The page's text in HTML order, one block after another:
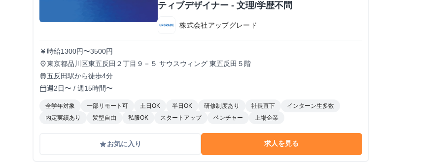
ティブデザイナー - 文理/学歴不問
株式会社アップグレード
currency_yen時給1300円〜3500円
place東京都品川区東五反田２丁目９－５ サウスウィング 東五反田５階
train 五反田駅から徒歩4分
calendar_today週2日〜 / 週15時間〜
全学年対象 一部リモート可 土日OK 半日OK 研修制度あり 社長直下
インターン生多数
内定実績あり
髪型自由 私服OK スタートアップ ベンチャー 上場企業
gradeお気に入り 求人を見る